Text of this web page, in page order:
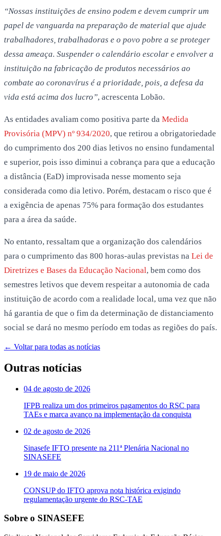
“Nossas instituições de ensino podem e devem cumprir um
papel de vanguarda na preparação de material que ajude
trabalhadores, trabalhadoras e o povo pobre a se proteger
dessa ameaça. Suspender o calendário escolar e envolver a
instituição na fabricação de produtos necessários ao
combate ao coronavírus é a prioridade, pois, a defesa da
vida está acima dos lucro”, acrescenta Lobão.
As entidades avaliam como positiva parte da Medida
Provisória (MPV) nº 934/2020, que retirou a obrigatoriedade
do cumprimento dos 200 dias letivos no ensino fundamental
e superior, pois isso diminui a cobrança para que a educação
a distância (EaD) improvisada nesse momento seja
considerada como dia letivo. Porém, destacam o risco que é
a exigência de apenas 75% para formação dos estudantes
para a área da saúde.
No entanto, ressaltam que a organização dos calendários
para o cumprimento das 800 horas-aulas previstas na Lei de
Diretrizes e Bases da Educação Nacional, bem como dos
semestres letivos que devem respeitar a autonomia de cada
instituição de acordo com a realidade local, uma vez que não
há garantia de que o fim da determinação de distanciamento
social se dará no mesmo período em todas as regiões do país.
← Voltar para todas as notícias
Outras notícias
04 de agosto de 2026
IFPB realiza um dos primeiros pagamentos do RSC para
TAEs e marca avanço na implementação da conquista
02 de agosto de 2026
Sinasefe IFTO presente na 211ª Plenária Nacional no
SINASEFE
19 de maio de 2026
CONSUP do IFTO aprova nota histórica exigindo
regulamentação urgente do RSC-TAE
Sobre o SINASEFE